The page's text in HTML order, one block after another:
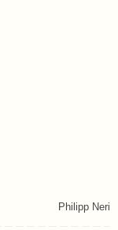
Philipp Neri